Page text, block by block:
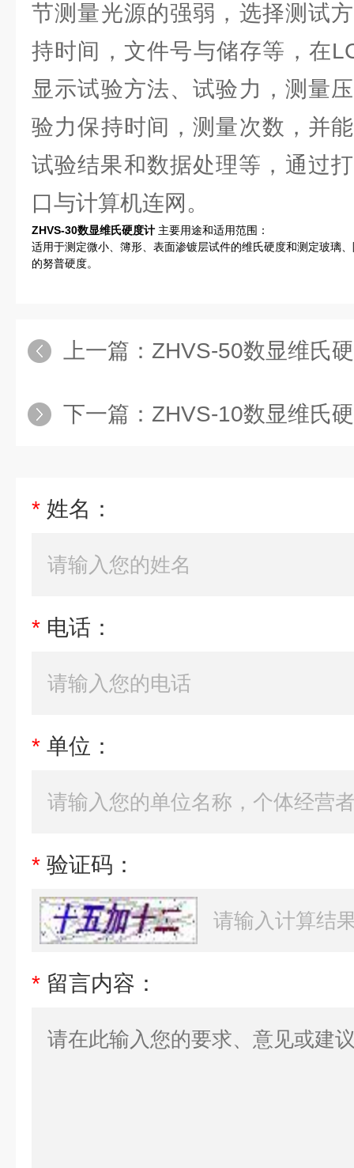
节测量光源的强弱，选择测试
持时间，文件号与储存等，在
显示试验方法、试验力，测量
验力保持时间，测量次数，并
试验结果和数据处理等，通过
口与计算机连网。
ZHVS-30数显维氏硬度计 主要用途和适用范围：
适用于测定微小、簿形、表面渗镀层试件的维氏硬度和测定玻璃
的努普硬度。
上一篇： ZHVS-50数显维氏
下一篇： ZHVS-10数显维氏
* 姓名：
* 电话：
* 单位：
* 验证码：
* 留言内容：